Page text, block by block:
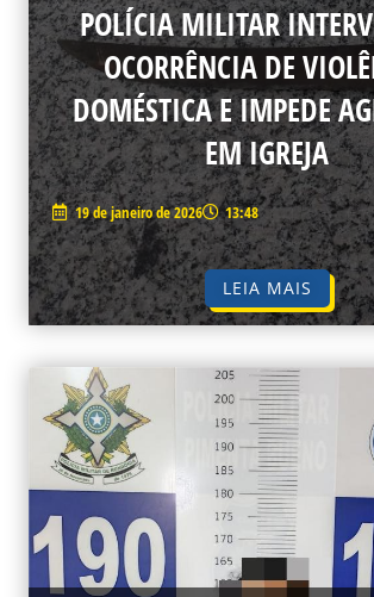
POLÍCIA MILITAR
OCORRÊNCIA DE
DOMÉSTICA E IMPEDE
EM IGREJA
19 de janeiro de 2026 13:48
LEIA MAIS